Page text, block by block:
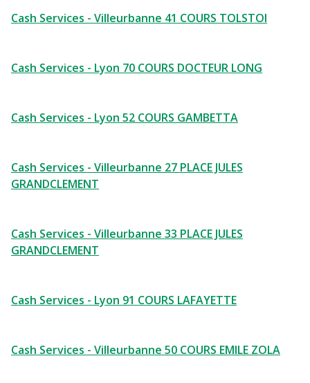
Cash Services - Villeurbanne 41 COURS TOLSTOI
Cash Services - Lyon 70 COURS DOCTEUR LONG
Cash Services - Lyon 52 COURS GAMBETTA
Cash Services - Villeurbanne 27 PLACE JULES
GRANDCLEMENT
Cash Services - Villeurbanne 33 PLACE JULES
GRANDCLEMENT
Cash Services - Lyon 91 COURS LAFAYETTE
Cash Services - Villeurbanne 50 COURS EMILE ZOLA